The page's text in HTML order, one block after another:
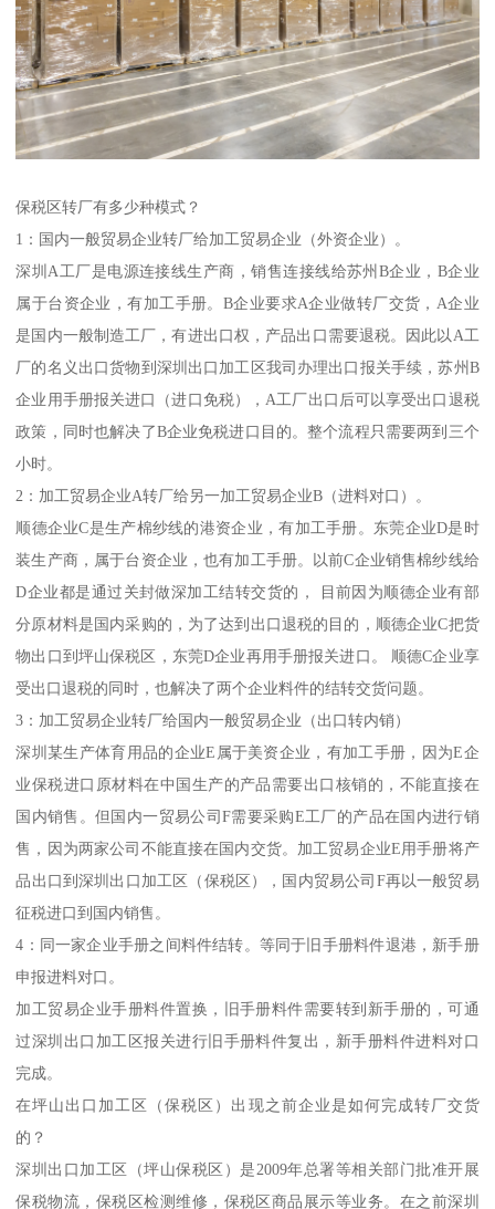
保税区转厂有多少种模式？
1：国内一般贸易企业转厂给加工贸易企业（外资企业）。
深圳A工厂是电源连接线生产商，销售连接线给苏州B企业，B企业
属于台资企业，有加工手册。B企业要求A企业做转厂交货，A企业
是国内一般制造工厂，有进出口权，产品出口需要退税。因此以A工
厂的名义出口货物到深圳出口加工区我司办理出口报关手续，苏州B
企业用手册报关进口（进口免税），A工厂出口后可以享受出口退税
政策，同时也解决了B企业免税进口目的。整个流程只需要两到三个
小时。
2：加工贸易企业A转厂给另一加工贸易企业B（进料对口）。
顺德企业C是生产棉纱线的港资企业，有加工手册。东莞企业D是时
装生产商，属于台资企业，也有加工手册。以前C企业销售棉纱线给
D企业都是通过关封做深加工结转交货的， 目前因为顺德企业有部
分原材料是国内采购的，为了达到出口退税的目的，顺德企业C把货
物出口到坪山保税区，东莞D企业再用手册报关进口。 顺德C企业享
受出口退税的同时，也解决了两个企业料件的结转交货问题。
3：加工贸易企业转厂给国内一般贸易企业（出口转内销）
深圳某生产体育用品的企业E属于美资企业，有加工手册，因为E企
业保税进口原材料在中国生产的产品需要出口核销的，不能直接在
国内销售。但国内一贸易公司F需要采购E工厂的产品在国内进行销
售，因为两家公司不能直接在国内交货。加工贸易企业E用手册将产
品出口到深圳出口加工区（保税区），国内贸易公司F再以一般贸易
征税进口到国内销售。
4：同一家企业手册之间料件结转。等同于旧手册料件退港，新手册
申报进料对口。
加工贸易企业手册料件置换，旧手册料件需要转到新手册的，可通
过深圳出口加工区报关进行旧手册料件复出，新手册料件进料对口
完成。
在坪山出口加工区（保税区）出现之前企业是如何完成转厂交货
的？
深圳出口加工区（坪山保税区）是2009年总署等相关部门批准开展
保税物流，保税区检测维修，保税区商品展示等业务。在之前深圳